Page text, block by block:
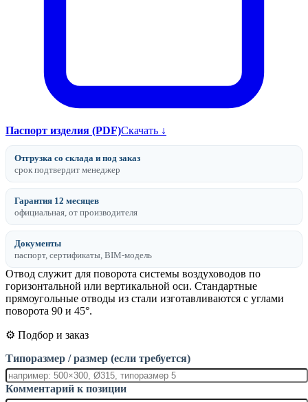
Паспорт изделия (PDF)Скачать ↓
Отгрузка со склада и под заказ
срок подтвердит менеджер
Гарантия 12 месяцев
официальная, от производителя
Документы
паспорт, сертификаты, BIM-модель
Отвод служит для поворота системы воздуховодов по
горизонтальной или вертикальной оси. Стандартные
прямоугольные отводы из стали изготавливаются с углами
поворота 90 и 45°.
⚙️ Подбор и заказ
Типоразмер / размер (если требуется)
Комментарий к позиции